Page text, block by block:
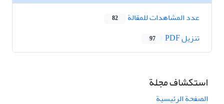
عدد المشاهدات للمقالة
82
تنزیل PDF 97
استكشاف مجلة
الصفحة الرئيسية